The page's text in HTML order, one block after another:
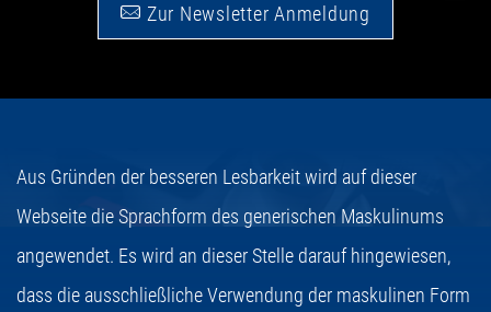
Zur Newsletter Anmeldung
Aus Gründen der besseren Lesbarkeit wird auf dieser
Webseite die Sprachform des generischen Maskulinums
angewendet. Es wird an dieser Stelle darauf hingewiesen,
dass die ausschließliche Verwendung der maskulinen Form